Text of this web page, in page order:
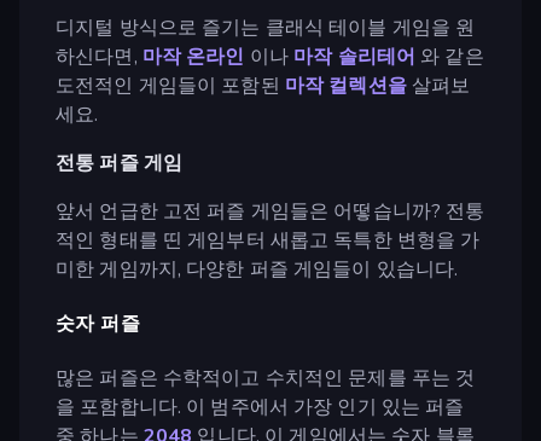
디지털 방식으로 즐기는 클래식 테이블 게임을 원
하신다면, 마작 온라인 이나 마작 솔리테어 와 같은
도전적인 게임들이 포함된 마작 컬렉션을살펴보
세요.
전통 퍼즐 게임
앞서 언급한 고전 퍼즐 게임들은 어떻습니까? 전통
적인 형태를 띤 게임부터 새롭고 독특한 변형을 가
미한 게임까지, 다양한 퍼즐 게임들이 있습니다.
숫자 퍼즐
많은 퍼즐은 수학적이고 수치적인 문제를 푸는 것
을 포함합니다. 이 범주에서 가장 인기 있는 퍼즐